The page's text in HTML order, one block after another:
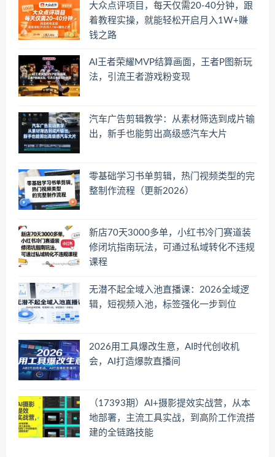
大众点评项目，每天仅需20-40分钟，跟
着教程实操，就能轻松开启月入1W+賺
钱之路
AI王者荣耀MVP结算画面，王者P图新玩
法，引流王者游戏粉变现
汽车广告剪辑教学：从素材筛选到成片输
出，新手也能剪出高级感汽车大片
零基础学习书单剪辑，热门视频类型的完
整制作流程（更新2026）
新店70天3000多单，小红书冷门赛道装
修闭坑指南玩法，可通过私域转化不违规
课程
无潜不起全域入池直播课：2026全域逻
辑，短视频入池，标签强化一步到位
2026用工具爆改生意，AI时代创收机
会，AI打造爆款直播间
（17393期）AI+摄影提效实战营，从本
地部署，主流工具实战，到高阶工作流搭
建的全链路技能